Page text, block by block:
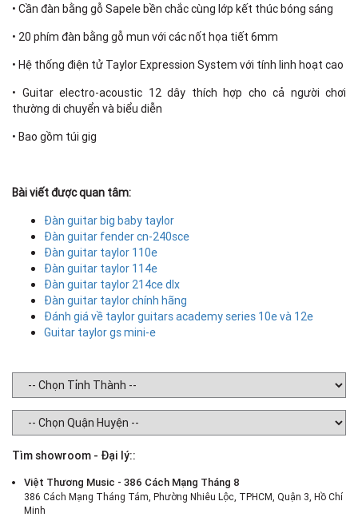
• Cần đàn bằng gỗ Sapele bền chắc cùng lớp kết thúc bóng sáng
• 20 phím đàn bằng gỗ mun với các nốt họa tiết 6mm
• Hệ thống điện tử Taylor Expression System với tính linh hoạt cao
• Guitar electro-acoustic 12 dây thích hợp cho cả người chơi
thường di chuyển và biểu diễn
• Bao gồm túi gig
Bài viết được quan tâm:
Đàn guitar big baby taylor
Đàn guitar fender cn-240sce
Đàn guitar taylor 110e
Đàn guitar taylor 114e
Đàn guitar taylor 214ce dlx
Đàn guitar taylor chính hãng
Đánh giá về taylor guitars academy series 10e và 12e
Guitar taylor gs mini-e
Tìm showroom - Đại lý::
Việt Thương Music - 386 Cách Mạng Tháng 8
386 Cách Mạng Tháng Tám, Phường Nhiêu Lộc, TPHCM, Quận 3, Hồ Chí
Minh